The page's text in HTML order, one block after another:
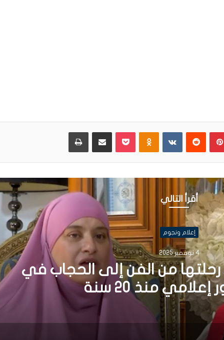
بينتيريست Odnoklassniki
بوكيت مشاركة عبر البريد طباعة
أقرأ التالي
إعلام ونجوم
4 نوفمبر 2025
رحلتها من الفن إلى الحجاب في
منذ 20 سنة